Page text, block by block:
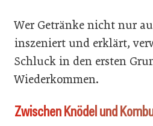
Wer Getränke nicht nur
inszeniert und erklärt,
Schluck in den ersten
Wiederkommen.
Zwischen Knödel und